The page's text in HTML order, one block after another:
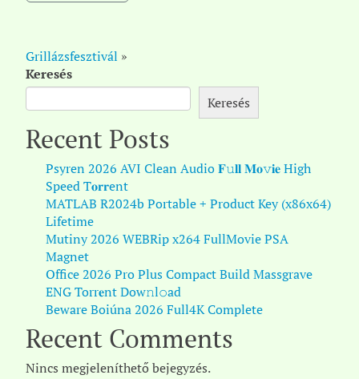
Grillázsfesztivál »
Keresés
Keresés
Recent Posts
Psyren 2026 AVI Clean Audio 𝐅𝚞𝐥𝐥 𝐌𝐨𝚟𝐢𝐞 High
Speed T𝐨𝐫𝐫ent
MATLAB R2024b Portable + Product Key (x86x64)
Lifetime
Mutiny 2026 WEBRip x264 FullMovie PSA
Magnet
Office 2026 Pro Plus Compact Build Massgrave
ENG Torr𝐞nt Dow𝚗l𝚘аd
Beware Boiúna 2026 Full4K Complete
Recent Comments
Nincs megjeleníthető bejegyzés.